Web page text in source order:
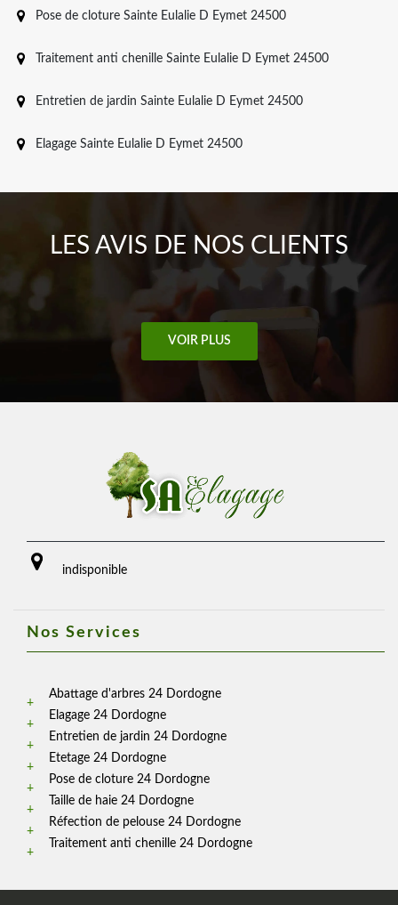
Pose de cloture Sainte Eulalie D Eymet 24500
Traitement anti chenille Sainte Eulalie D Eymet 24500
Entretien de jardin Sainte Eulalie D Eymet 24500
Elagage Sainte Eulalie D Eymet 24500
LES AVIS DE NOS CLIENTS
VOIR PLUS
indisponible
Nos Services
Abattage d'arbres 24 Dordogne
Elagage 24 Dordogne
Entretien de jardin 24 Dordogne
Etetage 24 Dordogne
Pose de cloture 24 Dordogne
Taille de haie 24 Dordogne
Réfection de pelouse 24 Dordogne
Traitement anti chenille 24 Dordogne